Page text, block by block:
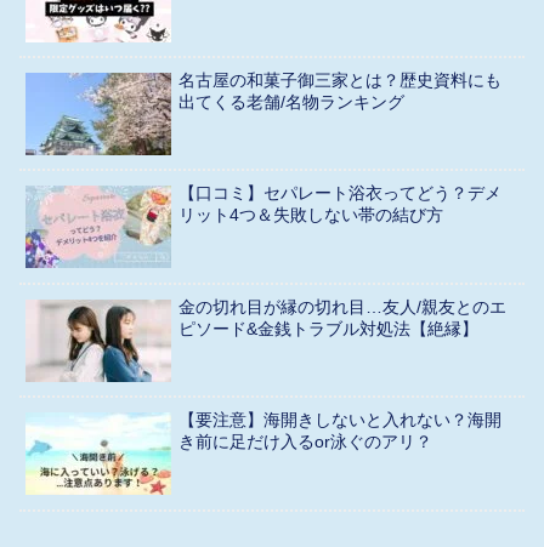
名古屋の和菓子御三家とは？歴史資料にも
出てくる老舗/名物ランキング
【口コミ】セパレート浴衣ってどう？デメ
リット4つ＆失敗しない帯の結び方
金の切れ目が縁の切れ目…友人/親友とのエ
ピソード&金銭トラブル対処法【絶縁】
【要注意】海開きしないと入れない？海開
き前に足だけ入るor泳ぐのアリ？